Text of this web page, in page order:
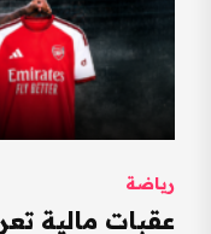
رياضة
عقبات مالية